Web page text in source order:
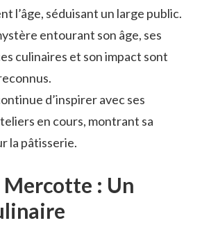
l’âge, séduisant un large public.
entourant son âge, ses
culinaires et son impact sont
d’inspirer avec ses
en cours, montrant sa
la pâtisserie.
Mercotte : Un